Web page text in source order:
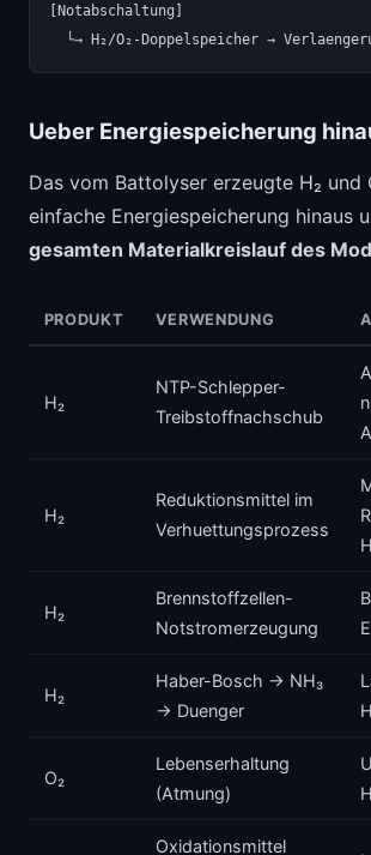
[Notabschaltung]
Ueber Energiespeicherung
Das vom Battolyser erzeugte H₂ und
einfache Energiespeicherung hinaus
gesamten Materialkreislauf des
PRODUKT VERWENDUNG
H₂
NTP-Schlepper-
Treibstoffnachschub
H₂
Reduktionsmittel im
Verhuettungsprozess
H₂
Brennstoffzellen-
Notstromerzeugung
H₂
Haber-Bosch → NH₃
→ Duenger
O₂
Lebenserhaltung
(Atmung)
Oxidationsmittel